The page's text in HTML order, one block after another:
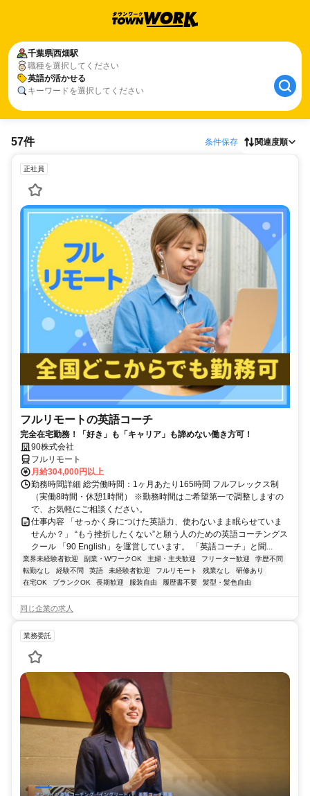
千葉県西畑駅
職種を選択してください
英語が活かせる
キーワードを選択してください
57件 条件保存 関連度順
正社員
フルリモートの英語コーチ
完全在宅勤務！「好き」も「キャリア」も諦めない働き方可！
90株式会社
フルリモート
月給304,000円以上
勤務時間詳細 総労働時間：1ヶ月あたり165時間 フルフレックス制
（実働8時間・休憩1時間） ※勤務時間はご希望第一で調整しますの
で、お気軽にご相談ください。
仕事内容 「せっかく身につけた英語力、使わないまま眠らせていま
せんか？」 “もう挫折したくない”と願う人のための英語コーチングス
クール 「90 English」を運営しています。 「英語コーチ」と聞...
業界未経験者歓迎 副業・WワークOK 主婦・主夫歓迎 フリーター歓迎
学歴不問
転勤なし
経験不問 英語 未経験者歓迎 フルリモート 残業なし
研修あり
在宅OK
ブランクOK 長期歓迎 服装自由 履歴書不要 髪型・髪色自由
同じ企業の求人
業務委託